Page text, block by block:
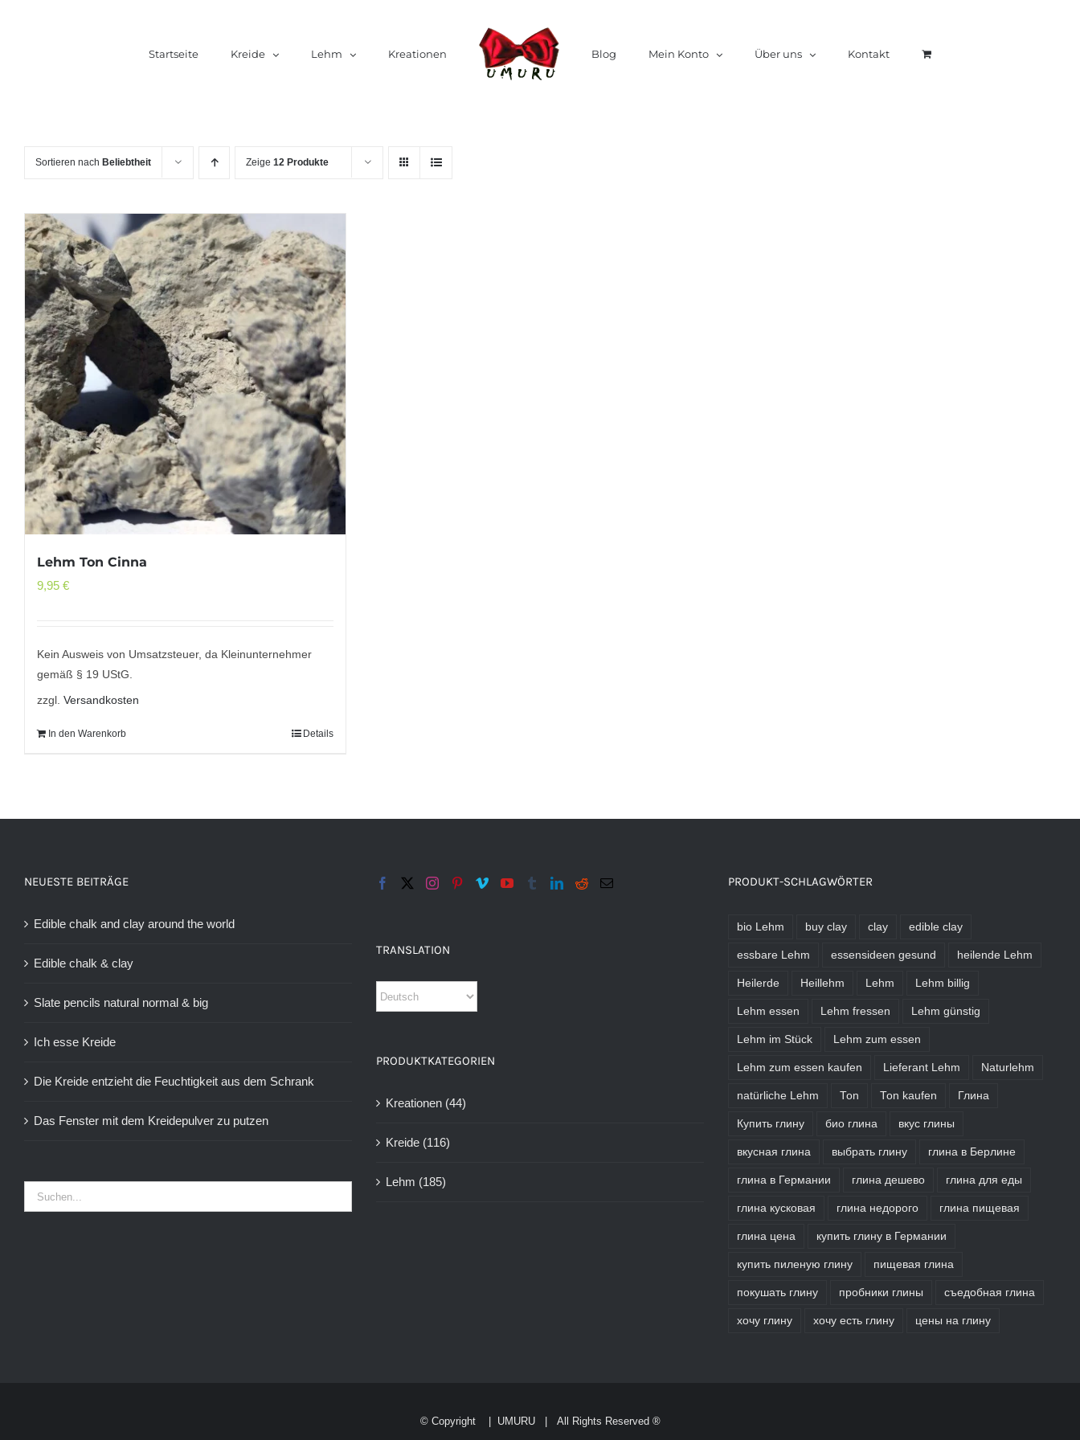
Startseite Kreide Lehm Kreationen Blog Mein Konto Über uns Kontakt
Sortieren nach Beliebtheit Zeige 12 Produkte
Lehm Ton Cinna
9,95 €
Kein Ausweis von Umsatzsteuer, da Kleinunternehmer
gemäß § 19 UStG.
zzgl. Versandkosten
In den Warenkorb Details
NEUESTE BEITRÄGE
Edible chalk and clay around the world
Edible chalk & clay
Slate pencils natural normal & big
Ich esse Kreide
Die Kreide entzieht die Feuchtigkeit aus dem Schrank
Das Fenster mit dem Kreidepulver zu putzen
TRANSLATION
PRODUKTKATEGORIEN
Kreationen (44)
Kreide (116)
Lehm (185)
PRODUKT-SCHLAGWÖRTER
bio Lehm buy clay clay edible clay
essbare Lehm essensideen gesund heilende Lehm
Heilerde Heillehm Lehm Lehm billig
Lehm essen Lehm fressen Lehm günstig
Lehm im Stück Lehm zum essen
Lehm zum essen kaufen Lieferant Lehm Naturlehm
natürliche Lehm Ton Ton kaufen Глина
Купить глину био глина вкус глины
вкусная глина выбрать глину глина в Берлине
глина в Германии глина дешево глина для еды
глина кусковая глина недорого глина пищевая
глина цена купить глину в Германии
купить пиленую глину пищевая глина
покушать глину пробники глины съедобная глина
хочу глину хочу есть глину цены на глину
© Copyright UMURU| All Rights Reserved ®